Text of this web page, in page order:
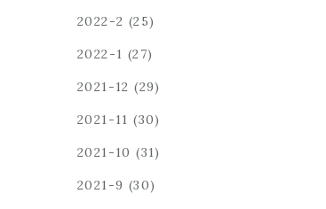
2022-2 (25)
2022-1 (27)
2021-12 (29)
2021-11 (30)
2021-10 (31)
2021-9 (30)